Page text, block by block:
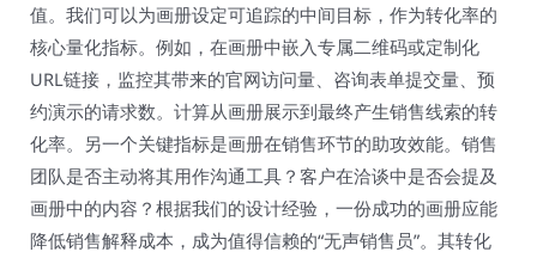
值。我们可以为画册设定可追踪的中间目标，作为转化率的
核心量化指标。例如，在画册中嵌入专属二维码或定制化
URL链接，监控其带来的官网访问量、咨询表单提交量、预
约演示的请求数。计算从画册展示到最终产生销售线索的转
化率。另一个关键指标是画册在销售环节的助攻效能。销售
团队是否主动将其用作沟通工具？客户在洽谈中是否会提及
画册中的内容？根据我们的设计经验，一份成功的画册应能
降低销售解释成本，成为值得信赖的“无声销售员”。其转化